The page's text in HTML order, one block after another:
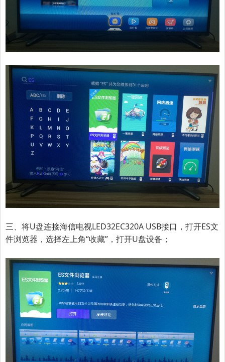
三、将U盘连接海信电视LED32EC320A USB接口，打开ES文
件浏览器，选择左上角“收藏”，打开U盘设备；